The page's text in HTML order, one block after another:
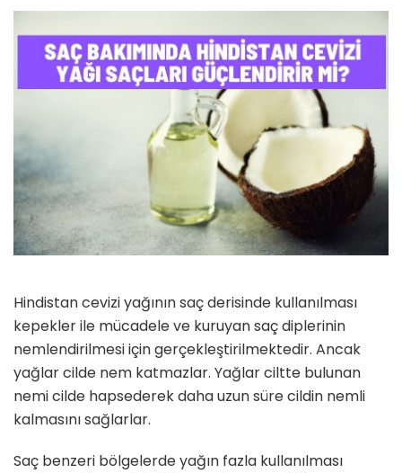
Hindistan cevizi yağının saç derisinde kullanılması
kepekler ile mücadele ve kuruyan saç diplerinin
nemlendirilmesi için gerçekleştirilmektedir. Ancak
yağlar cilde nem katmazlar. Yağlar ciltte bulunan
nemi cilde hapsederek daha uzun süre cildin nemli
kalmasını sağlarlar.
Saç benzeri bölgelerde yağın fazla kullanılması